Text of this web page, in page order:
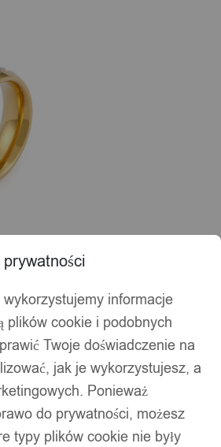
informacje
plików cookie i podobnych
Twoje doświadczenie na
jak je wykorzystujesz, a
Ponieważ
do prywatności, możesz
typy plików cookie nie były